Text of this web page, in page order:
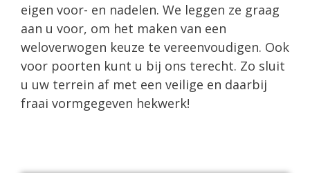
eigen voor- en nadelen. We leggen ze graag
aan u voor, om het maken van een
weloverwogen keuze te vereenvoudigen. Ook
voor poorten kunt u bij ons terecht. Zo sluit
u uw terrein af met een veilige en daarbij
fraai vormgegeven hekwerk!